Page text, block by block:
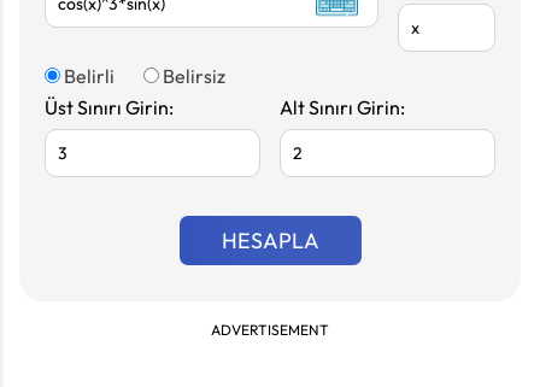
Belirli
Belirsiz
Üst Sınırı Girin:
Alt Sınırı Girin:
HESAPLA
ADVERTISEMENT